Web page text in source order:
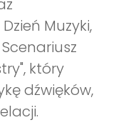
Muzyki,
który
dźwięków,